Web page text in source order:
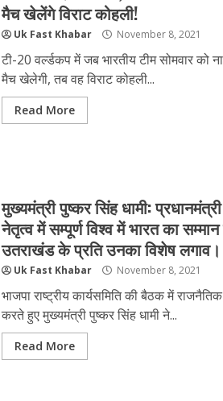
मैच खेलेंगे विराट कोहली!
Uk Fast Khabar November 8, 2021
टी-20 वर्ल्डकप में जब भारतीय टीम सोमवार को
मैच खेलेगी, तब वह विराट कोहली...
Read More
मुख्यमंत्री पुष्कर सिंह धामी:
नेतृत्व में सम्पूर्ण विश्व में भारत का
उतराखंड के प्रति उनका विशेष लगाव।
Uk Fast Khabar November 8, 2021
भाजपा राष्ट्रीय कार्यसमिति की बैठक में
करते हुए मुख्यमंत्री पुष्कर सिंह धामी ने...
Read More